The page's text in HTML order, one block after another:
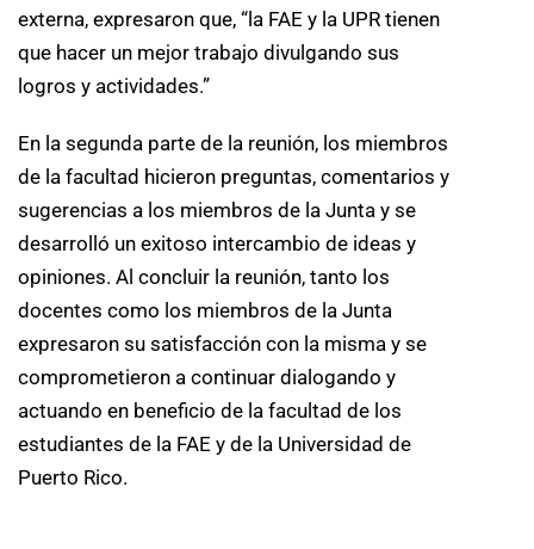
externa, expresaron que, “la FAE y la UPR tienen
que hacer un mejor trabajo divulgando sus
logros y actividades.”
En la segunda parte de la reunión, los miembros
de la facultad hicieron preguntas, comentarios y
sugerencias a los miembros de la Junta y se
desarrolló un exitoso intercambio de ideas y
opiniones. Al concluir la reunión, tanto los
docentes como los miembros de la Junta
expresaron su satisfacción con la misma y se
comprometieron a continuar dialogando y
actuando en beneficio de la facultad de los
estudiantes de la FAE y de la Universidad de
Puerto Rico.